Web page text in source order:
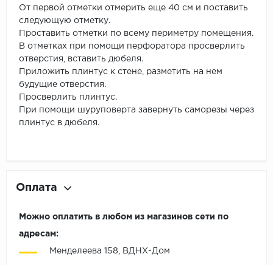
От первой отметки отмерить еще 40 см и поставить
следующую отметку.
Проставить отметки по всему периметру помещения.
В отметках при помощи перфоратора просверлить
отверстия, вставить дюбеля.
Приложить плинтус к стене, разметить на нем
будущие отверстия.
Просверлить плинтус.
При помощи шуруповерта завернуть саморезы через
плинтус в дюбеля.
Оплата
Можно оплатить в любом из магазинов сети по
адресам:
Менделеева 158, ВДНХ-Дом